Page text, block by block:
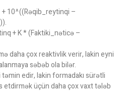
10^((Rəqib_reytinqi –
+ K * (Faktiki_nəticə –
daha çox reaktivlik verir, lakin eyni
səbəb ola bilər.
təmin edir, lakin formadakı sürətli
etdirmək üçün daha çox vaxt tələb